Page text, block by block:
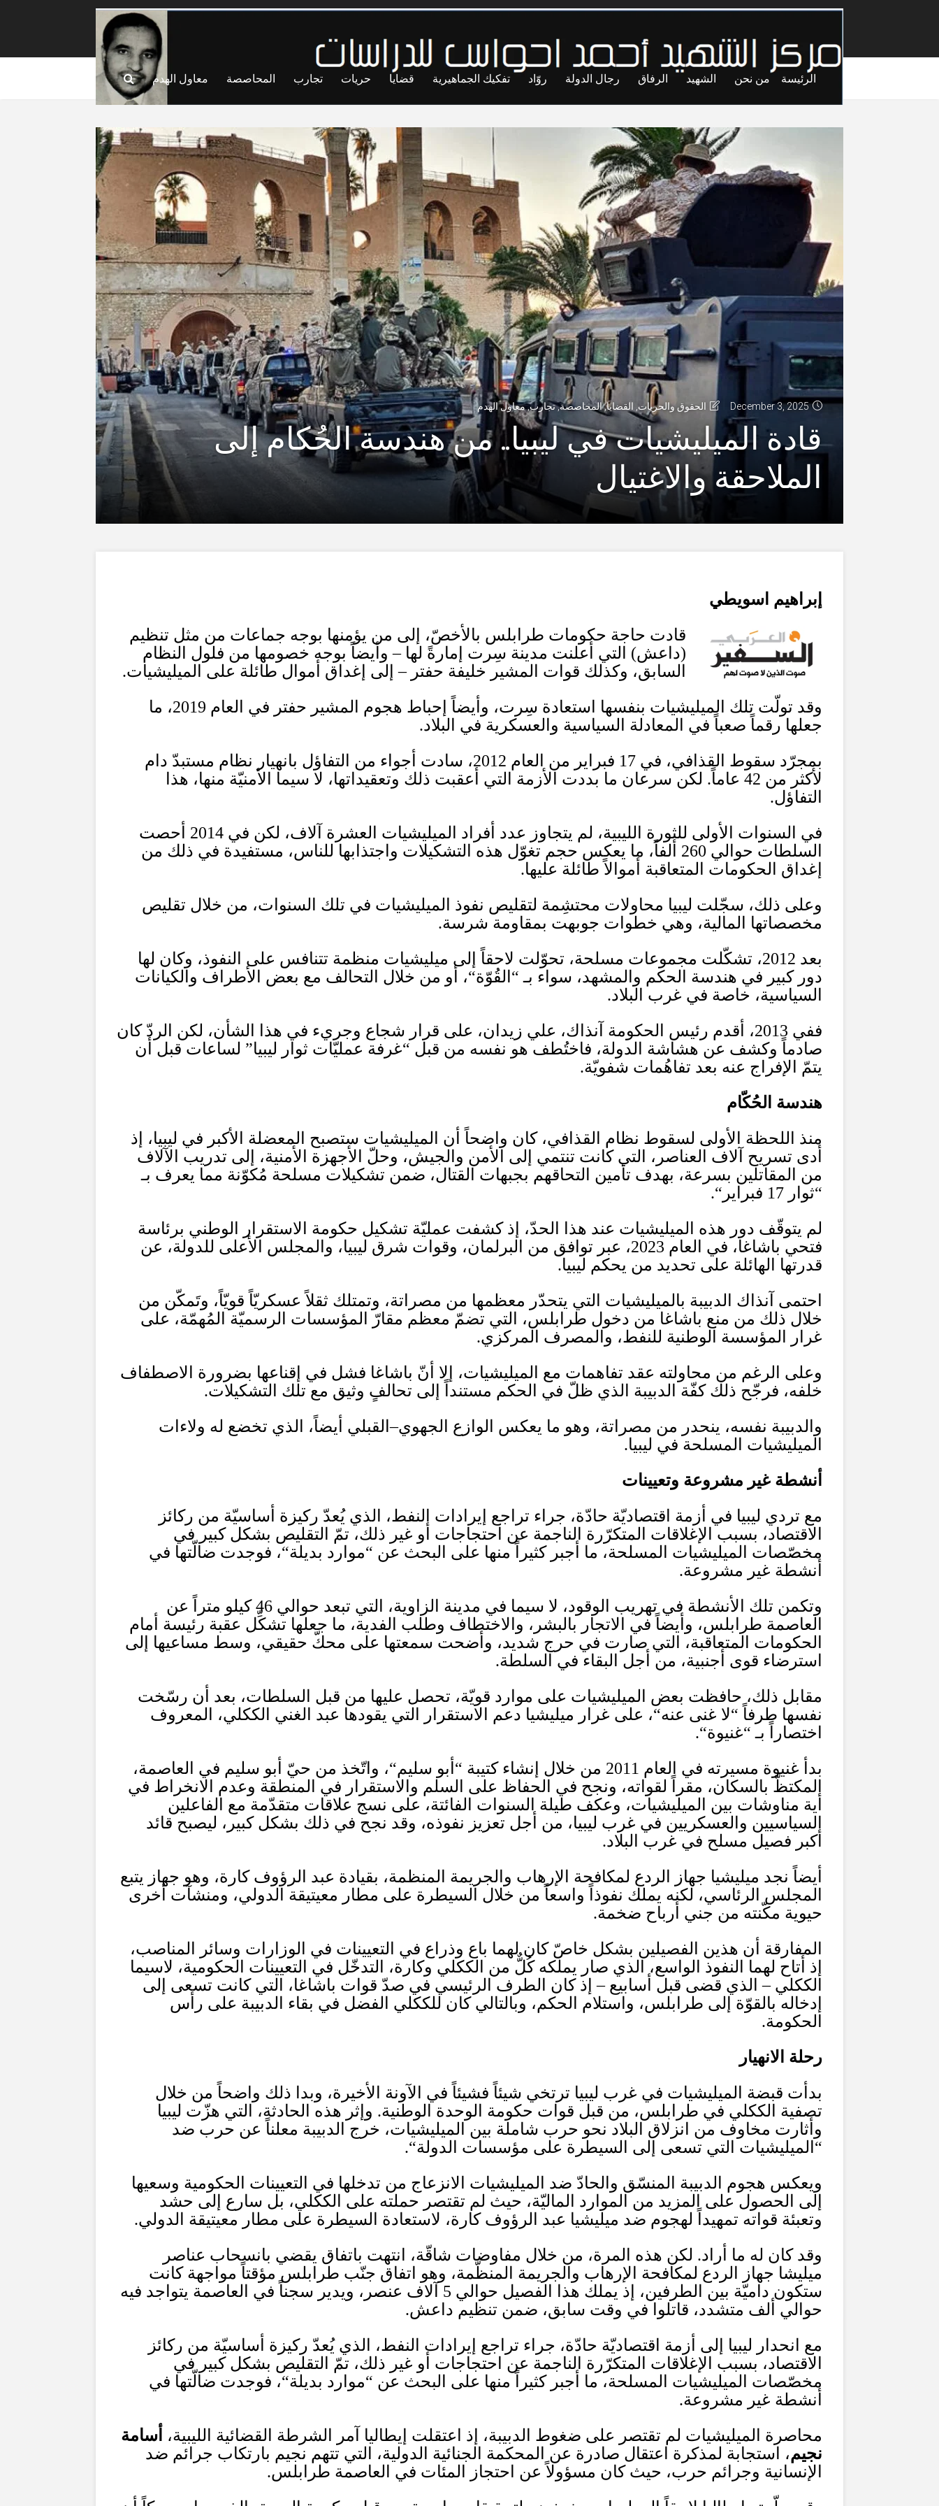
الرئيسة من نحن الشهيد الرفاق رجال الدولة روّاد تفكيك الجماهيرية قضايا حريات تجارب المحاصصة معاول الهدم
December 3, 2025 الحقوق والحريات القضايا,المحاصصة,تجارب,معاول الهدم
قادة الميليشيات في ليبيا.. من هندسة الحُكام إلى
الملاحقة والاغتيال
إبراهيم اسويطي
قادت حاجة حكومات طرابلس بالأخصّ، إلى من يؤمنها بوجه جماعات من مثل تنظيم
(داعش) التي أعلنت مدينة سِرت إمارةً لها– وأيضاً بوجه خصومها من فلول النظام
السابق، وكذلك قوات المشير خليفة حفتر– إلى إغداق أموال طائلة على الميليشيات.
وقد تولّت تلك الميليشيات بنفسها استعادة سِرت، وأيضاً إحباط هجوم المشير حفتر في العام 2019، ما
جعلها رقماً صعباً في المعادلة السياسية والعسكرية في البلاد.
بمجرّد سقوط القذافي، في 17 فبراير من العام 2012، سادت أجواء من التفاؤل بانهيار نظام مستبدّ دام
لأكثر من 42 عاماً. لكن سرعان ما بددت الأزمة التي أعقبت ذلك وتعقيداتها، لا سيما الأمنيّة منها، هذا
التفاؤل.
في السنوات الأولى للثورة الليبية، لم يتجاوز عدد أفراد الميليشيات العشرة آلاف، لكن في 2014
أحصت
السلطات حوالي 260
ألفاً، ما يعكس حجم تغوّل هذه التشكيلات واجتذابها للناس، مستفيدة في ذلك من
إغداق الحكومات المتعاقبة أموالاً طائلة عليها.
وعلى ذلك، سجّلت ليبيا محاولات محتشِمة لتقليص نفوذ الميليشيات في تلك السنوات، من خلال تقليص
مخصصاتها المالية، وهي خطوات جوبهت بمقاومة شرسة.
بعد 2012، تشكّلت مجموعات مسلحة، تحوّلت لاحقاً إلى ميليشيات منظمة تتنافس على النفوذ، وكان لها
دور كبير في هندسة الحكم والمشهد، سواء بـ “ القُوّة“، أو من خلال التحالف مع بعض الأطراف والكيانات
السياسية، خاصة في غرب البلاد.
ففي 2013، أقدم رئيس الحكومة آنذاك، علي زيدان، على قرار شجاع وجريء في هذا الشأن، لكن الردّ كان
صادماً وكشف عن هشاشة الدولة، فاختُطف هو نفسه من قبل “غرفة عمليّات ثوار ليبيا” لساعات قبل أن
يتمّ الإفراج عنه بعد تفاهُمات شفويّة.
هندسة الحُكّام
منذ اللحظة الأولى لسقوط نظام القذافي، كان واضحاً أن الميليشيات ستصبح المعضلة الأكبر في ليبيا، إذ
أدى تسريح آلاف العناصر، التي كانت تنتمي إلى الأمن والجيش، وحلّ الأجهزة الأمنية، إلى تدريب الآلاف
من المقاتلين بسرعة، بهدف تأمين التحاقهم بجبهات القتال، ضمن تشكيلات مسلحة مُكوّنة مما يعرف بـ
“ثوار 17 فبراير “.
لم يتوقّف دور هذه الميليشيات عند هذا الحدّ، إذ كشفت عمليّة تشكيل حكومة الاستقرار الوطني برئاسة
فتحي باشاغا، في العام 2023، عبر توافق من البرلمان، وقوات شرق ليبيا، والمجلس الأعلى للدولة، عن
قدرتها الهائلة على تحديد من يحكم ليبيا.
احتمى آنذاك الدبيبة بالميليشيات التي يتحدّر معظمها من مصراتة، وتمتلك ثقلاً عسكريّاً قويّاً، وتَمكّن من
خلال ذلك من منع باشاغا من دخول طرابلس، التي تضمّ معظم مقارّ المؤسسات الرسميّة المُهمّة، على
غرار المؤسسة الوطنية للنفط، والمصرف المركزي.
وعلى الرغم من محاولته عقد تفاهمات مع الميليشيات، إلا أنّ باشاغا فشل في إقناعها بضرورة الاصطفاف
خلفه، فرجّح ذلك كفّة الدبيبة الذي ظلّ في الحكم مستنداً إلى تحالفٍ وثيق مع تلك التشكيلات.
والدبيبة نفسه، ينحدر من مصراتة، وهو ما يعكس الوازع الجهوي–القبلي أيضاً، الذي تخضع له ولاءات
الميليشيات المسلحة في ليبيا.
أنشطة غير مشروعة وتعيينات
مع تردي ليبيا في أزمة اقتصاديّة حادّة، جراء تراجع إيرادات النفط، الذي يُعدّ ركيزة أساسيّة من ركائز
الاقتصاد، بسبب الإغلاقات المتكرّرة الناجمة عن احتجاجات أو غير ذلك، تمّ التقليص بشكل كبير في
مخصّصات الميليشيات المسلحة، ما أجبر كثيراً منها على البحث عن “موارد بديلة“، فوجدت ضالّتها في
أنشطة غير مشروعة.
وتكمن تلك الأنشطة في تهريب الوقود، لا سيما في مدينة الزاوية، التي تبعد حوالي 46 كيلو متراً عن
العاصمة طرابلس، وأيضاً في الاتجار بالبشر، والاختطاف وطلب الفدية، ما جعلها تشكِّل عقبة رئيسة أمام
الحكومات المتعاقبة، التي صارت في حرج شديد، وأضحت سمعتها على محكّ حقيقي، وسط مساعيها إلى
استرضاء قوى أجنبية، من أجل البقاء في السلطة.
مقابل ذلك، حافظت بعض الميليشيات على موارد قويّة، تحصل عليها من قبل السلطات، بعد أن رسّخت
نفسها طرفاً “لا غنى عنه“، على غرار ميليشيا دعم الاستقرار التي يقودها عبد الغني الككلي، المعروف
اختصاراً بـ “غنيوة“.
بدأ غنيوة مسيرته في العام 2011 من خلال إنشاء كتيبة “ أبو سليم“، واتّخذ من حيّ أبو سليم في العاصمة،
المكتظّ بالسكان، مقراً لقواته، ونجح في الحفاظ على السلم والاستقرار في المنطقة وعدم الانخراط في
أية مناوشات بين الميليشيات، وعكف طيلة السنوات الفائتة، على نسج علاقات متقدّمة مع الفاعلين
السياسيين والعسكريين في غرب ليبيا، من أجل تعزيز نفوذه، وقد نجح في ذلك بشكل كبير، ليصبح قائد
أكبر فصيل مسلح في غرب البلاد.
أيضاً نجد ميليشيا جهاز الردع لمكافحة الإرهاب والجريمة المنظمة، بقيادة عبد الرؤوف كارة، وهو جهاز يتبع
المجلس الرئاسي، لكنه يملك نفوذاً واسعاً من خلال السيطرة على مطار معيتيقة الدولي، ومنشآت أخرى
حيوية مكّنته من جني أرباح ضخمة.
المفارقة أن هذين الفصيلين بشكل خاصّ كان لهما باع وذراع في التعيينات في الوزارات وسائر المناصب،
إذ أتاح لهما النفوذ الواسع، الذي صار يملكه كُلٌّ من الككلي وكارة، التدخّل في التعيينات الحكومية، لاسيما
الككلي – الذي قضى قبل أسابيع – إذ كان الطرف الرئيسي في صدّ قوات باشاغا، التي كانت تسعى إلى
إدخاله بالقوّة إلى طرابلس، واستلام الحكم، وبالتالي كان للككلي الفضل في بقاء الدبيبة على رأس
الحكومة.
رحلة الانهيار
بدأت قبضة الميليشيات في غرب ليبيا ترتخي شيئاً فشيئاً في الآونة الأخيرة، وبدا ذلك واضحاً من خلال
تصفية الككلي في طرابلس، من قبل قوات حكومة الوحدة الوطنية. وإثر هذه الحادثة، التي هزّت ليبيا
وأثارت مخاوف من انزلاق البلاد نحو حرب شاملة بين الميليشيات، خرج الدبيبة معلناً عن حرب ضد
“ الميليشيات التي تسعى إلى السيطرة على مؤسسات الدولة“.
ويعكس هجوم الدبيبة المنسّق والحادّ ضد الميليشيات الانزعاج من تدخلها في التعيينات الحكومية وسعيها
إلى الحصول على المزيد من الموارد الماليّة، حيث لم تقتصر حملته على الككلي، بل سارع إلى حشد
وتعبئة قواته تمهيداً لهجوم ضد ميليشيا عبد الرؤوف كارة، لاستعادة السيطرة على مطار معيتيقة الدولي.
وقد كان له ما أراد. لكن هذه المرة، من خلال مفاوضات شاقّة، انتهت باتفاق يقضي بانسحاب عناصر
ميليشا جهاز الردع لمكافحة الإرهاب والجريمة المنظّمة، وهو اتفاق جنّب طرابلس مؤقتاً مواجهة كانت
ستكون داميّة بين الطرفين، إذ يملك هذا الفصيل حوالي 5
آلاف عنصر، ويدير سجناً في العاصمة يتواجد فيه
حوالي ألف متشدد، قاتلوا في وقت سابق، ضمن تنظيم داعش.
مع انحدار ليبيا إلى أزمة اقتصاديّة حادّة، جراء تراجع إيرادات النفط، الذي يُعدّ ركيزة أساسيّة من ركائز
الاقتصاد، بسبب الإغلاقات المتكرّرة الناجمة عن احتجاجات أو غير ذلك، تمّ التقليص بشكل كبير في
مخصّصات الميليشيات المسلحة، ما أجبر كثيراً منها على البحث عن “موارد بديلة“، فوجدت ضالّتها في
أنشطة غير مشروعة.
محاصرة الميليشيات لم تقتصر على ضغوط الدبيبة، إذ اعتقلت إيطاليا آمر الشرطة القضائية الليبية، أسامة
نجيم، استجابة لمذكرة اعتقال صادرة عن المحكمة الجنائية الدولية، التي تتهم نجيم بارتكاب جرائم ضد
الإنسانية وجرائم حرب، حيث كان مسؤولاً عن احتجاز المئات في العاصمة طرابلس.